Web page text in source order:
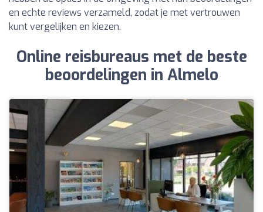
en echte reviews verzameld, zodat je met vertrouwen
kunt vergelijken en kiezen.
Online reisbureaus met de beste
beoordelingen in Almelo